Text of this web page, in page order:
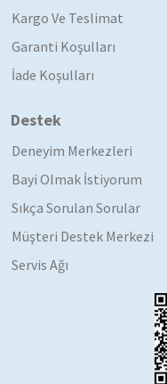
Kargo Ve Teslimat
Garanti Koşulları
İade Koşulları
Destek
Deneyim Merkezleri
Bayi Olmak İstiyorum
Sıkça Sorulan Sorular
Müşteri Destek Merkezi
Servis Ağı